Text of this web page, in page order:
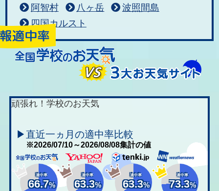
阿智村
八ヶ岳
波照間島
四国カルスト
頑張れ！学校のお天気
▶直近一ヵ月の適中率比較
※2026/07/10～2026/08/08集計の値
適中率
66.7%
適中率
63.3%
適中率
63.3%
適中率
73.3%